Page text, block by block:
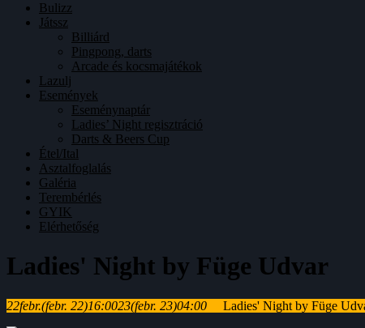
Bulizz
Játssz
Billiárd
Pingpong, darts
Arcade és kocsmajátékok
Lazulj
Események
Eseménynaptár
Ladies’ Night regisztráció
Darts & Beers Cup
Étel/Ital
Asztalfoglalás
Galéria
Terembérlés
GYIK
Elérhetőség
Ladies' Night by Füge Udvar
22febr.(febr. 22)16:0023(febr. 23)04:00 Ladies' Night by Füge